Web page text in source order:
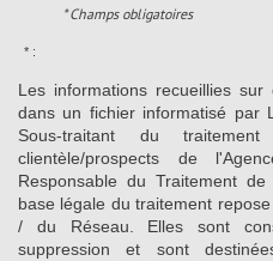
* Champs obligatoires
* :
Les informations recueillies
dans un fichier informatisé par
Sous-traitant du
clientèle/prospects de
Responsable du Traitement
base légale du traitement
/ du Réseau. Elles sont
suppression et sont